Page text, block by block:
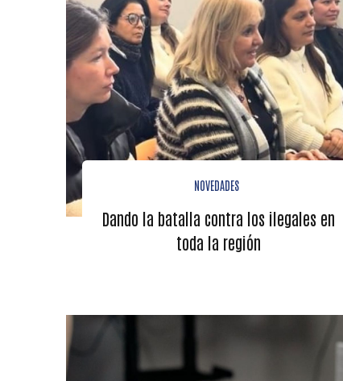
NOVEDADES
Dando la batalla contra los ilegales en
toda la región